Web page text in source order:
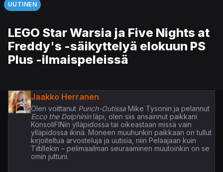
UUTINEN
LEGO Star Warsia ja Five Nights at
Freddy's -säikyttelyä elokuun PS
Plus -ilmaispeleissä
Jaakko Herranen
Olen voittanutPunch-OutissaMike Tysonin ja pelannut
Ecco the Dolphininläpi, olen siis ansainnut paikkani
KonsoliFINin ylläpidossa tai oikeastaan missä vain
ylläpidossa ikinä. Moneen muuhunkin paikkaan on tullut
kirjoiteltua arvosteluja ja uutisia, niin Pelaajaan kuin
Tiltillekin – pelimaailman seuraaminen muutoinkin on se
omin juttuni.